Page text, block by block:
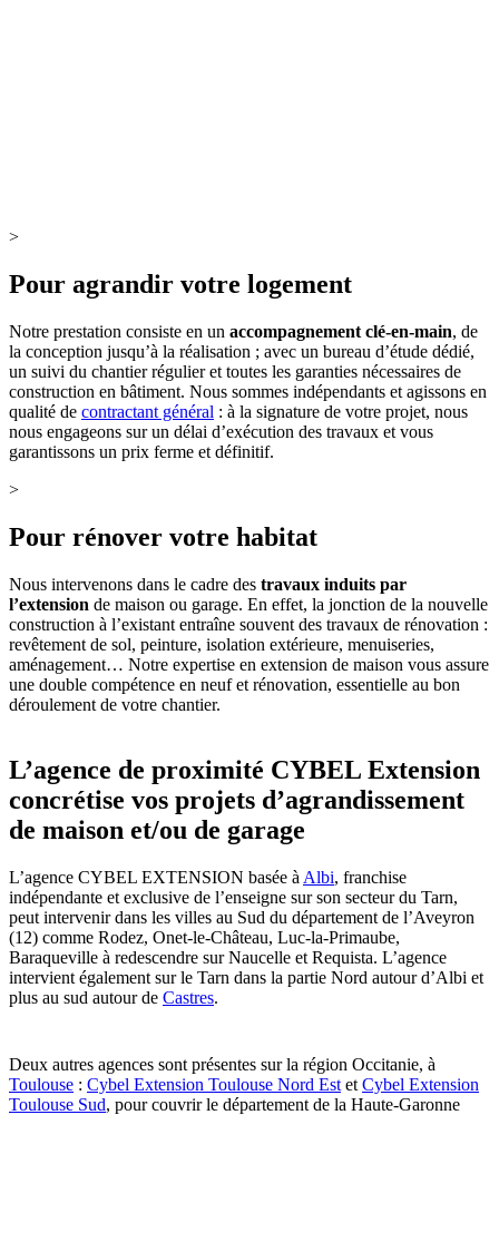
>
Pour agrandir votre logement
Notre prestation consiste en un accompagnement clé-en-main, de
la conception jusqu’à la réalisation ; avec un bureau d’étude dédié,
un suivi du chantier régulier et toutes les garanties nécessaires de
construction en bâtiment. Nous sommes indépendants et agissons en
qualité de contractant général : à la signature de votre projet, nous
nous engageons sur un délai d’exécution des travaux et vous
garantissons un prix ferme et définitif.
>
Pour rénover votre habitat
Nous intervenons dans le cadre des travaux induits par
l’extension de maison ou garage. En effet, la jonction de la nouvelle
construction à l’existant entraîne souvent des travaux de rénovation :
revêtement de sol, peinture, isolation extérieure, menuiseries,
aménagement… Notre expertise en extension de maison vous assure
une double compétence en neuf et rénovation, essentielle au bon
déroulement de votre chantier.
L’agence de proximité CYBEL Extension
concrétise vos projets d’agrandissement
de maison et/ou de garage
L’agence CYBEL EXTENSION basée à Albi, franchise
indépendante et exclusive de l’enseigne sur son secteur du Tarn,
peut intervenir dans les villes au Sud du département de l’Aveyron
(12) comme Rodez, Onet-le-Château, Luc-la-Primaube,
Baraqueville à redescendre sur Naucelle et Requista. L’agence
intervient également sur le Tarn dans la partie Nord autour d’Albi et
plus au sud autour de Castres.
Deux autres agences sont présentes sur la région Occitanie, à
Toulouse : Cybel Extension Toulouse Nord Est et Cybel Extension
Toulouse Sud, pour couvrir le département de la Haute-Garonne